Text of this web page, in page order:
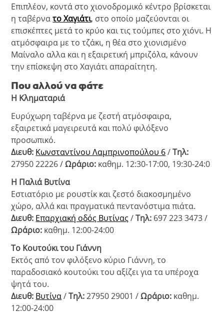
Επιπλέον, κοντά στο χιονοδρομικό κέντρο βρίσκεται
η ταβέρνατο Χαγιάτι, στο οποίο μαζεύονται οι
επισκέπτες μετά το κρύο και τις τούμπες στο χιόνι. Η
ατμόσφαιρα με το τζάκι, η θέα στο χιονισμένο
Μαίναλο αλλα και η εξαιρετική μπριζόλα, κάνουν
την επίσκεψη στο Χαγιάτι απαραίτητη.
Που αλλού να φάτε
Η Κληματαριά
Ευρύχωρη ταβέρνα με ζεστή ατμόσφαιρα,
εξαιρετικά μαγειρευτά και πολύ φιλόξενο
προσωπικό.
Διευθ: Κωνσταντίνου Λαμπρινοπούλου 6/Τηλ:
27950 22226 /Ωράριο: καθημ. 12:30-17:00, 19:30-24:0
Η Παλιά Βυτίνα
Εστιατόριο με ρουστίκ και ζεστό διακοσμημένο
χώρο, αλλά και πραγματικά πεντανόστιμα πιάτα.
Διευθ: Επαρχιακή οδός Βυτίνας/Τηλ: 697 223 3473 /
Ωράριο: καθημ. 12:00-24:00
Το Κουτούκι του Γιάννη
Εκτός από τον φιλόξενο κύριο Γιάννη, το
παραδοσιακό κουτούκι του αξίζει για τα υπέροχα
ψητά του.
Διευθ: Βυτίνα/Τηλ:27950 29001 /Ωράριο: καθημ.
12:00-24:00